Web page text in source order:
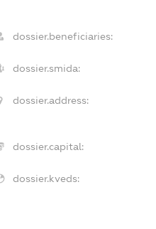
dossier.beneficiaries:
dossier.smida:
dossier.address:
dossier.capital:
dossier.kveds: